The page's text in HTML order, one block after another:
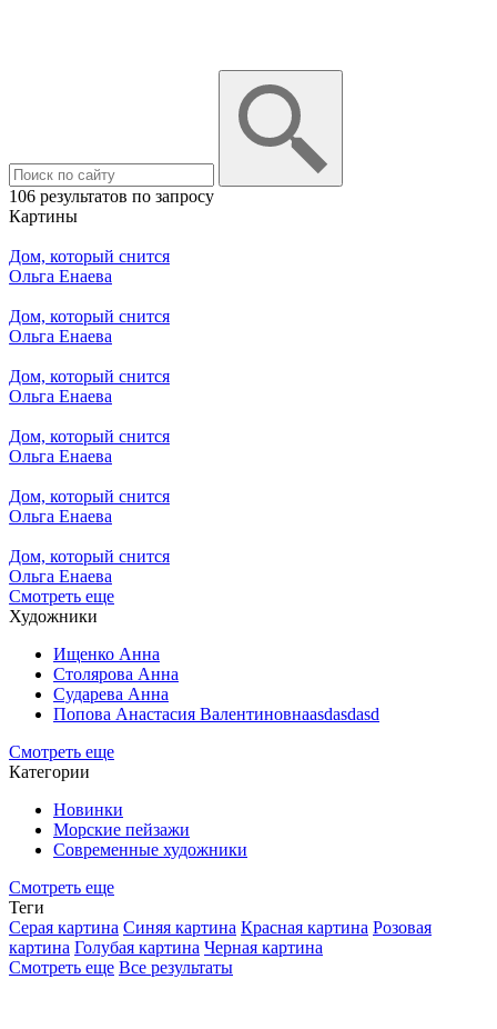
106 результатов по запросу
Картины
Дом, который снится
Ольга Енаева
Дом, который снится
Ольга Енаева
Дом, который снится
Ольга Енаева
Дом, который снится
Ольга Енаева
Дом, который снится
Ольга Енаева
Дом, который снится
Ольга Енаева
Смотреть еще
Художники
Ищенко Анна
Столярова Анна
Сударева Анна
Попова Анастасия Валентиновнаasdasdasd
Смотреть еще
Категории
Новинки
Морские пейзажи
Современные художники
Смотреть еще
Теги
Серая картина Синяя картина Красная картина Розовая
картина Голубая картина Черная картина
Смотреть еще Все результаты